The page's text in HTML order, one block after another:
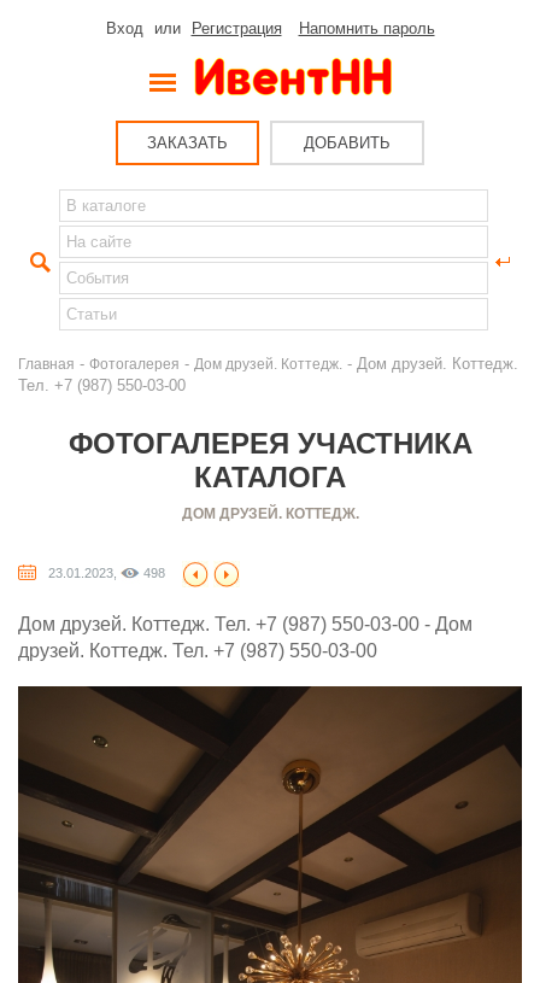
Вход или Регистрация Напомнить пароль
ЗАКАЗАТЬ ДОБАВИТЬ
Главная - Фотогалерея - Дом друзей. Коттедж. - Дом друзей. Коттедж.
Тел. +7 (987) 550-03-00
ФОТОГАЛЕРЕЯ УЧАСТНИКА
КАТАЛОГА
ДОМ ДРУЗЕЙ. КОТТЕДЖ.
23.01.2023, 498
Дом друзей. Коттедж. Тел. +7 (987) 550-03-00 - Дом
друзей. Коттедж. Тел. +7 (987) 550-03-00